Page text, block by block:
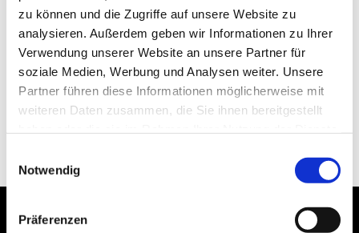
zu können und die Zugriffe auf unsere Website zu
analysieren. Außerdem geben wir Informationen zu Ihrer
Verwendung unserer Website an unsere Partner für
soziale Medien, Werbung und Analysen weiter. Unsere
Partner führen diese Informationen möglicherweise mit
weiteren Daten zusammen, die Sie ihnen bereitgestellt
Notwendig
Präferenzen
Samstag, 26.09.2026
Veranstaltungsort
Eisenstadt
iCalendar
Termin exportieren
Erklärung zur